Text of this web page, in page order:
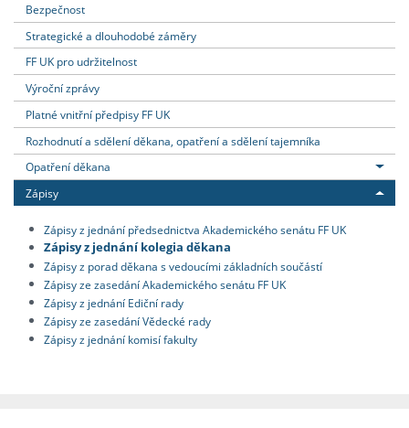
Bezpečnost
Strategické a dlouhodobé záměry
FF UK pro udržitelnost
Výroční zprávy
Platné vnitřní předpisy FF UK
Rozhodnutí a sdělení děkana, opatření a sdělení tajemníka
Opatření děkana
Zápisy
Zápisy z jednání předsednictva Akademického senátu FF UK
Zápisy z jednání kolegia děkana
Zápisy z porad děkana s vedoucími základních součástí
Zápisy ze zasedání Akademického senátu FF UK
Zápisy z jednání Ediční rady
Zápisy ze zasedání Vědecké rady
Zápisy z jednání komisí fakulty